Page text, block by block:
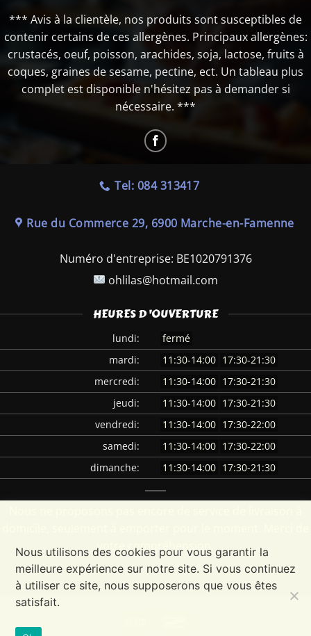
*** Avis à la clientèle, nos produits sont susceptibles de
contenir certains de ces allergènes. Principaux allergènes:
crustacés, oeuf, poisson, arachides, soja, lactose, fruits à
coques, graines de sesame, pectine, ect. Un tableau plus
complet est disponible n'hésitez pas à demander si
nécessaire. ***
Tel: 084 313417
Rue du Commerce 29, 6900 Marche-en-Famenne
Numéro d'entreprise: BE1020791376
ohlilas@hotmail.com
HEURES D 'OUVERTURE
lundi:
fermé
mardi:
11:30-14:00 17:30-21:30
mercredi:
11:30-14:00 17:30-21:30
jeudi:
11:30-14:00 17:30-21:30
vendredi:
11:30-14:00 17:30-22:00
samedi:
11:30-14:00 17:30-22:00
dimanche:
11:30-14:00 17:30-21:30
votre compréhension.
Nous utilisons des cookies pour vous garantir la
meilleure expérience sur notre site. Si vous continuez
à utiliser ce site, nous supposerons que vous êtes
satisfait.